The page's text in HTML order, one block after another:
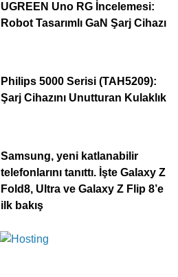
UGREEN Uno RG İncelemesi:
Robot Tasarımlı GaN Şarj Cihazı
Philips 5000 Serisi (TAH5209):
Şarj Cihazını Unutturan Kulaklık
Samsung, yeni katlanabilir
telefonlarını tanıttı. İşte Galaxy Z
Fold8, Ultra ve Galaxy Z Flip 8’e
ilk bakış